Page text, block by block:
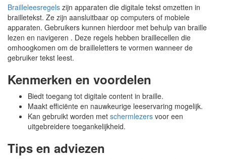
Brailleleesregels zijn apparaten die digitale tekst omzetten in
brailletekst. Ze zijn aansluitbaar op computers of mobiele
apparaten. Gebruikers kunnen hierdoor met behulp van braille
lezen en navigeren . Deze regels hebben braillecellen die
omhoogkomen om de brailleletters te vormen wanneer de
gebruiker tekst leest.
Kenmerken en voordelen
Biedt toegang tot digitale content in braille.
Maakt efficiënte en nauwkeurige leeservaring mogelijk.
Kan gebruikt worden met schermlezers voor een
uitgebreidere toegankelijkheid.
Tips en adviezen